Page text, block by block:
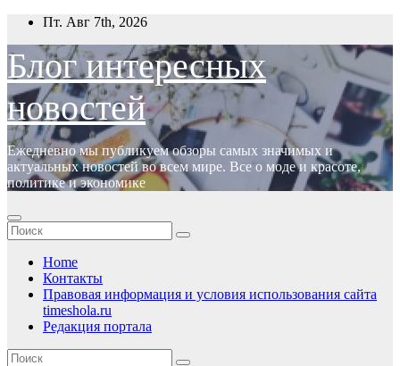
Перейти
содержимому
Пт. Авг 7th, 2026
Блог интересных
новостей
Ежедневно мы публикуем обзоры самых значимых и
актуальных новостей во всем мире. Все о моде и красоте,
политике и экономике
Home
Контакты
Правовая информация и условия использования сайта
timeshola.ru
Редакция портала